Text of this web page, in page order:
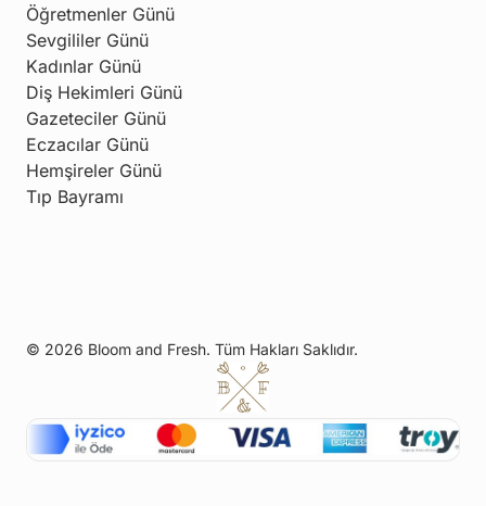
Öğretmenler Günü
Sevgililer Günü
Kadınlar Günü
Diş Hekimleri Günü
Gazeteciler Günü
Eczacılar Günü
Hemşireler Günü
Tıp Bayramı
© 2026 Bloom and Fresh. Tüm Hakları Saklıdır.